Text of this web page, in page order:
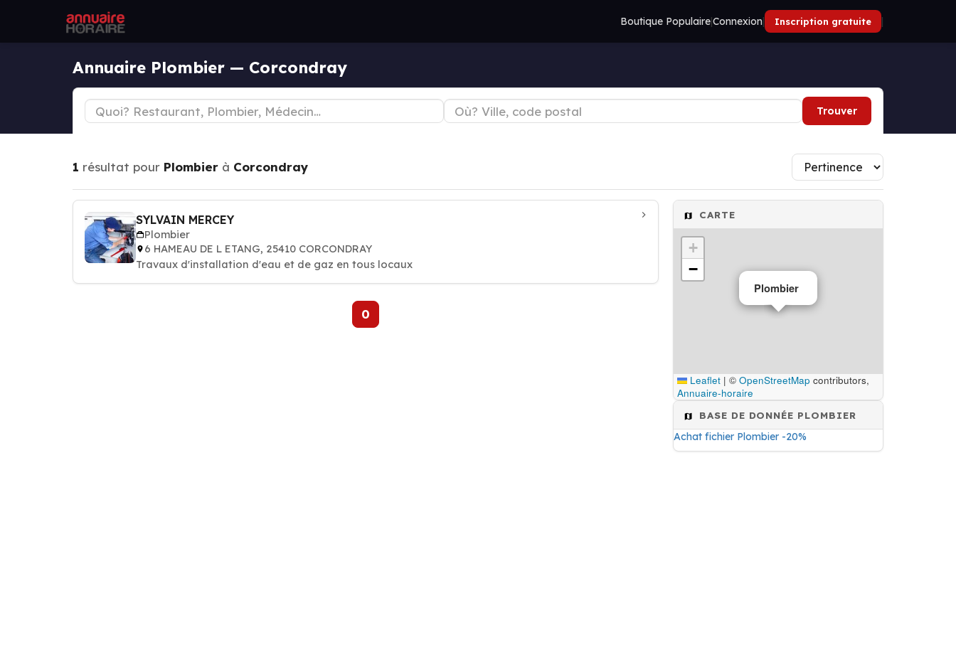
Boutique Populaire|Connexion| Inscription gratuite |
Annuaire Plombier — Corcondray
Trouver
1 résultat pour Plombier à Corcondray
SYLVAIN MERCEY
Plombier
6 HAMEAU DE L ETANG, 25410 CORCONDRAY
Travaux d'installation d'eau et de gaz en tous locaux
0
CARTE
Plombier
+
−
Leaflet | © OpenStreetMap contributors,
Annuaire-horaire
BASE DE DONNÉE PLOMBIER
Achat fichier Plombier -20%